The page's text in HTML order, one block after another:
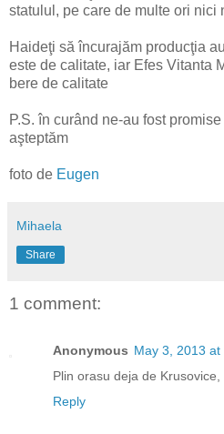
statulul, pe care de multe ori nici
Haideţi să încurajăm producţia
este de calitate, iar Efes Vitanta
bere de calitate
P.S. în curând ne-au fost
aşteptăm
foto de Eugen
Mihaela
Share
1 comment:
Anonymous May 3, 2013 at
Plin orasu deja de Krusovice,
Reply